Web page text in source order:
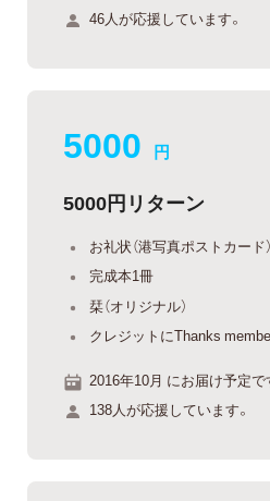
46人が応援しています。
5000 円
5000円リターン
お礼状（港写真ポストカード）
完成本1冊
栞（オリジナル）
クレジットにThanks
2016年10月 にお届け予定で
138人が応援しています。